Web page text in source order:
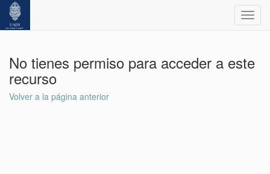
No tienes permiso para acceder a este
recurso
Volver a la página anterior